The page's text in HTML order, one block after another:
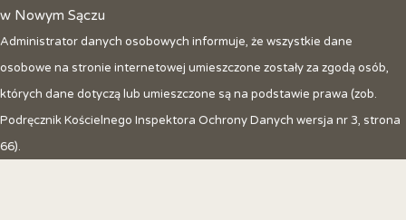
w Nowym Sączu
Administrator danych osobowych informuje, że wszystkie dane
osobowe na stronie internetowej umieszczone zostały za zgodą osób,
których dane dotyczą lub umieszczone są na podstawie prawa (zob.
Podręcznik Kościelnego Inspektora Ochrony Danych wersja nr 3, strona
66).